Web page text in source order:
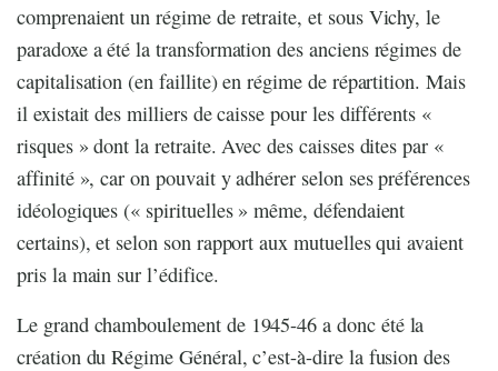
comprenaient un régime de retraite, et sous Vichy, le
paradoxe a été la transformation des anciens régimes de
capitalisation (en faillite) en régime de répartition. Mais
il existait des milliers de caisse pour les différents «
risques » dont la retraite. Avec des caisses dites par «
affinité », car on pouvait y adhérer selon ses préférences
idéologiques (« spirituelles » même, défendaient
certains), et selon son rapport aux mutuelles qui avaient
pris la main sur l’édifice.
Le grand chamboulement de 1945-46 a donc été la
création du Régime Général, c’est-à-dire la fusion des